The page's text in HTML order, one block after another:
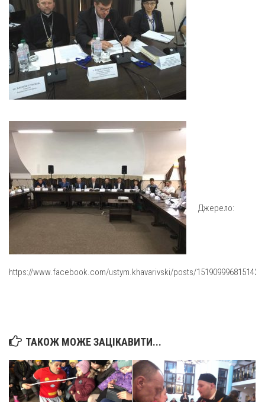
Свято-Івано-Павлівський монастир сестер Згромадження
Св. Йосифа ОПДМ
Монастир сестер милосердя Св. Вінкентія. Дім Милосердя
Монастир Успення Пресвятої Богородиці Сестер Чину
Святого Василія Великого
Комісії
Комісія у справах молоді
Комісія з питань душпастирства охорони здоров’я
Спільноти
Квіти Слобожанщини
Джерело:
https://www.facebook.com/ustym.khavarivski/posts/1519099968151427
ТАКОЖ МОЖЕ ЗАЦІКАВИТИ...